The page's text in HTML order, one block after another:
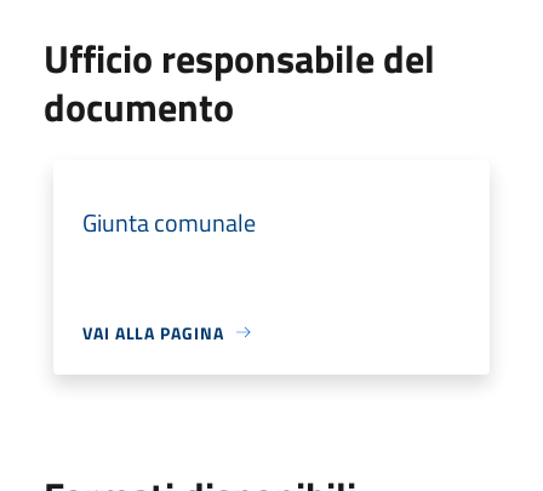
Ufficio responsabile del
documento
Giunta comunale
VAI ALLA PAGINA